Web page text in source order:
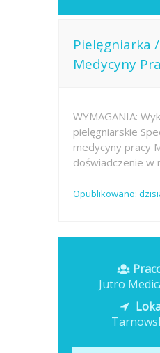
Pielęgniarka
Medycyny
WYMAGANIA:
pielęgniarskie
medycyny pracy
doświadczenie w
Opublikowano:
Jutro